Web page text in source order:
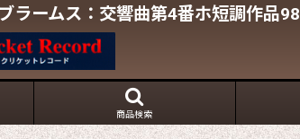
ラームス：交響曲第4番ホ短調作品98
商品検索